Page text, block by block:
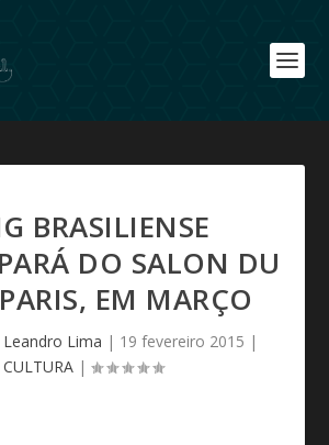
BRASILIENSE
DO SALON DU
EM MARÇO
Leandro Lima | 19 fevereiro 2015 |
CULTURA |